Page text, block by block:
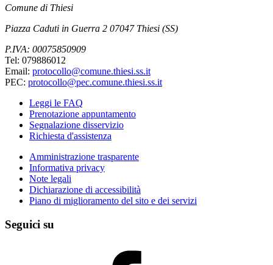
Comune di Thiesi
Piazza Caduti in Guerra 2 07047 Thiesi (SS)
P.IVA: 00075850909
Tel: 079886012
Email: protocollo@comune.thiesi.ss.it
PEC: protocollo@pec.comune.thiesi.ss.it
Leggi le FAQ
Prenotazione appuntamento
Segnalazione disservizio
Richiesta d'assistenza
Amministrazione trasparente
Informativa privacy
Note legali
Dichiarazione di accessibilità
Piano di miglioramento del sito e dei servizi
Seguici su